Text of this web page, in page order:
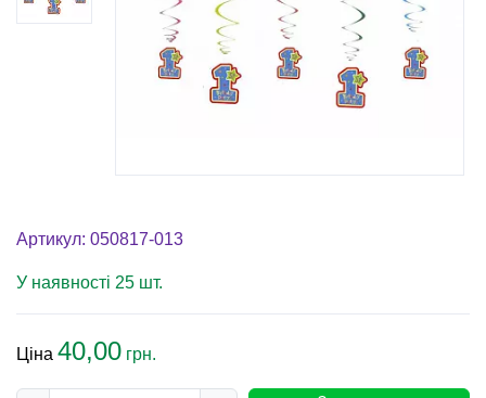
Артикул: 050817-013
У наявності 25 шт.
Ціна 40,00 грн.